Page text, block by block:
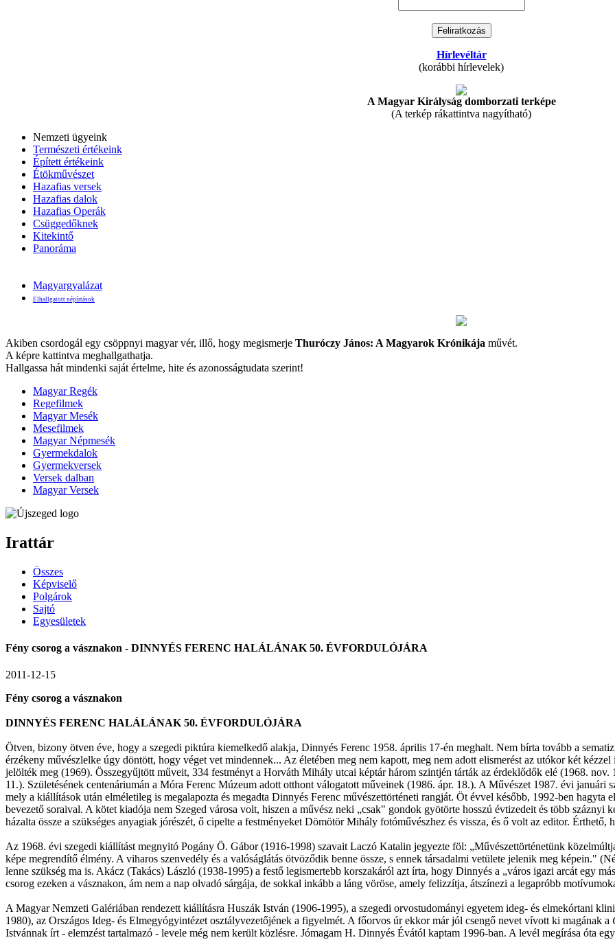
Hírlevéltár
(korábbi hírlevelek)
A Magyar Királyság domborzati terképe
(A terkép rákattintva nagyítható)
Nemzeti ügyeink
Természeti értékeink
Épített értékeink
Étökművészet
Hazafias versek
Hazafias dalok
Hazafias Operák
Csüggedőknek
Kitekintő
Panoráma
Magyargyalázat
Elhallgatott népírtások
Akiben csordogál egy csöppnyi magyar vér, illő, hogy megismerje Thuróczy János: A Magyarok Krónikája művét.
A képre kattintva meghallgathatja.
Hallgassa hát mindenki saját értelme, hite és azonosságtudata szerint!
Magyar Regék
Regefilmek
Magyar Mesék
Mesefilmek
Magyar Népmesék
Gyermekdalok
Gyermekversek
Versek dalban
Magyar Versek
Irattár
Összes
Képviselő
Polgárok
Sajtó
Egyesületek
Fény csorog a vásznakon - DINNYÉS FERENC HALÁLÁNAK 50. ÉVFORDULÓJÁRA
2011-12-15
Fény csorog a vásznakon
DINNYÉS FERENC HALÁLÁNAK 50. ÉVFORDULÓJÁRA
Ötven, bizony ötven éve, hogy a szegedi piktúra kiemelkedő alakja, Dinnyés Ferenc 1958. április 17-én meghalt. Nem bírta tovább a
érzékeny művészlelke úgy döntött, hogy véget vet mindennek... Az életében meg nem kapott, meg nem adott elismerést az utókor két
jelölték meg (1969). Összegyűjtött műveit, 334 festményt a Horváth Mihály utcai képtár három szintjén tárták az érdeklődők elé (1968.
11.). Születésének centenáriumán a Móra Ferenc Múzeum adott otthont válogatott műveinek (1986. ápr. 18.). A Művészet 1987. évi januári
mely a kiállítások után elméletileg is megalapozta és megadta Dinnyés Ferenc művészettörténeti rangját. Öt évvel később, 1992-ben hagyta
bevezető soraival. A kötet kiadója nem Szeged városa volt, hiszen a művész neki „csak" gondok gyötörte hosszú évtizedeit és több
házalta össze a szükséges anyagiak jórészét, ő cipelte a festményeket Dömötör Mihály fotóművészhez és vissza, és ő volt az editor.
Az 1968. évi szegedi kiállítást megnyitó Pogány Ö. Gábor (1916-1998) szavait Laczó Katalin jegyezte föl: „Művészettörténetünk
képe megrendítő élmény. A viharos szenvedély és a valóságlátás ötvöződik benne össze, s ennek társadalmi vetülete jelenik meg képein."
lenne szükség ma is. Akácz (Takács) László (1938-1995) a festő legismertebb korszakáról azt írta, hogy Dinnyés a „város igazi arcát egy
csorog ezeken a vásznakon, ám nem a nap olvadó sárgája, de sokkal inkább a láng vöröse, amely felizzítja, átszínezi a legapróbb
A Magyar Nemzeti Galériában rendezett kiállításra Huszák István (1906-1995), a szegedi orvostudományi egyetem ideg- és elmekórtani
1980), az Országos Ideg- és Elmegyógyintézet osztályvezetőjének a figyelmét. A főorvos úr ekkor már jól csengő nevet vívott ki magának a
Istvánnak írt - elemzést tartalmazó - levele még nem került közlésre. Jómagam H. Dinnyés Évától kaptam 1996-ban. A levél megírása óta